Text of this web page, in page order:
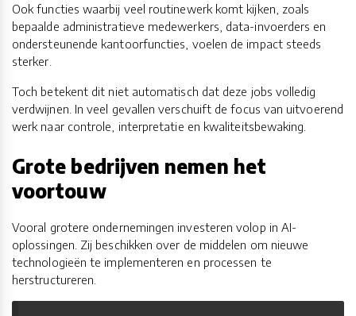
Ook functies waarbij veel routinewerk komt kijken, zoals
bepaalde administratieve medewerkers, data-invoerders en
ondersteunende kantoorfuncties, voelen de impact steeds
sterker.
Toch betekent dit niet automatisch dat deze jobs volledig
verdwijnen. In veel gevallen verschuift de focus van uitvoerend
werk naar controle, interpretatie en kwaliteitsbewaking.
Grote bedrijven nemen het
voortouw
Vooral grotere ondernemingen investeren volop in AI-
oplossingen. Zij beschikken over de middelen om nieuwe
technologieën te implementeren en processen te
herstructureren.